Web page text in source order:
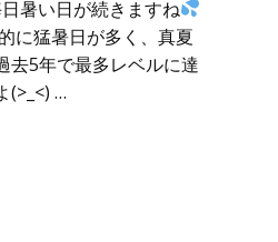
暑い日が続きますね
に猛暑日が多く、真夏
去5年で最多レベルに達
(>_<) …